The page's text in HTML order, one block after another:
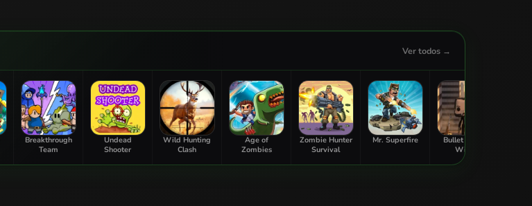
Ver todos →
Breakthrough
Team
Undead
Shooter
Wild Hunting
Clash
Age of
Zombies
Zombie Hunter
Survival
Mr. Superfire
Bullet Guide
Wick